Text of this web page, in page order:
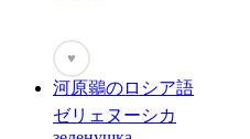
♥
河原鶸のロシア語
ゼリェヌーシカ